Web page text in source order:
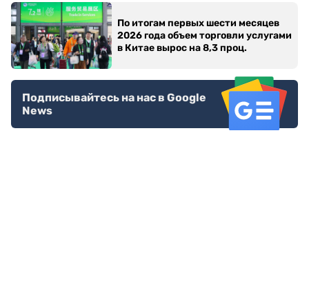
По итогам первых шести месяцев
2026 года объем торговли услугами
в Китае вырос на 8,3 проц.
Подписывайтесь на нас в Google
News